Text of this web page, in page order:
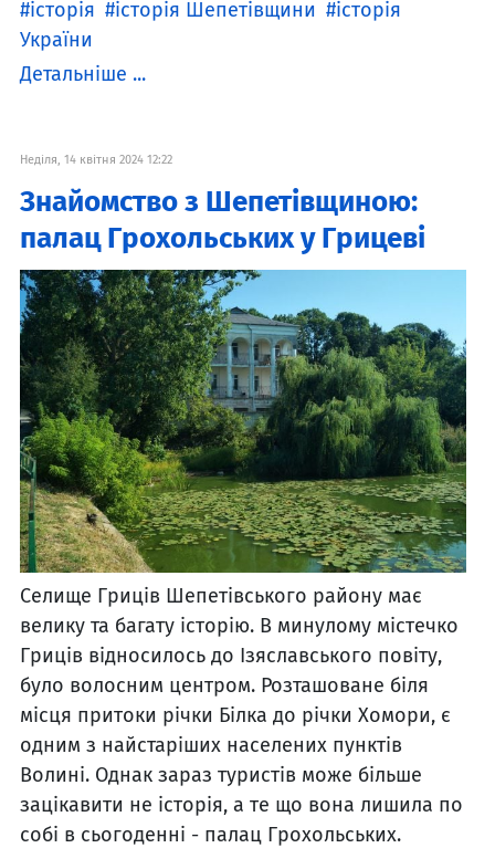
історія
історія Шепетівщини
історія
України
Детальніше ...
Неділя, 14 квітня 2024 12:22
Знайомство з Шепетівщиною:
палац Грохольських у Грицеві
Селище Гриців Шепетівського району має
велику та багату історію. В минулому містечко
Гриців відносилось до Ізяславського повіту,
було волосним центром. Розташоване біля
місця притоки річки Білка до річки Хомори, є
одним з найстаріших населених пунктів
Волині. Однак зараз туристів може більше
зацікавити не історія, а те що вона лишила по
собі в сьогоденні - палац Грохольських.